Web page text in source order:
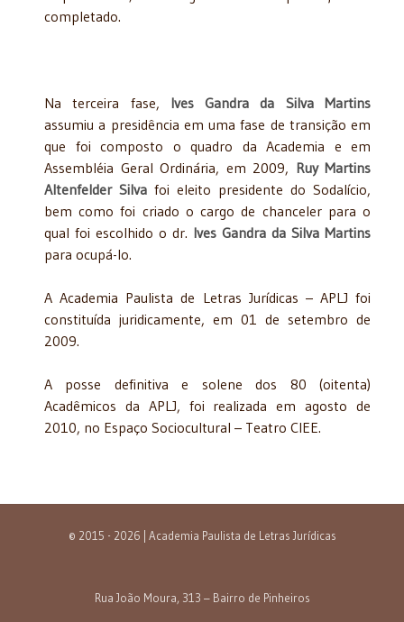
completado.
Na terceira fase, Ives Gandra da Silva Martins
assumiu a presidência em uma fase de transição em
que foi composto o quadro da Academia e em
Assembléia Geral Ordinária, em 2009, Ruy Martins
Altenfelder Silva foi eleito presidente do Sodalício,
bem como foi criado o cargo de chanceler para o
qual foi escolhido o dr. Ives Gandra da Silva Martins
para ocupá-lo.
A Academia Paulista de Letras Jurídicas – APLJ foi
constituída juridicamente, em 01 de setembro de
2009.
A posse definitiva e solene dos 80 (oitenta)
Acadêmicos da APLJ, foi realizada em agosto de
2010, no Espaço Sociocultural – Teatro CIEE.
© 2015 - 2026 | Academia Paulista de Letras Jurídicas
Rua João Moura, 313 – Bairro de Pinheiros